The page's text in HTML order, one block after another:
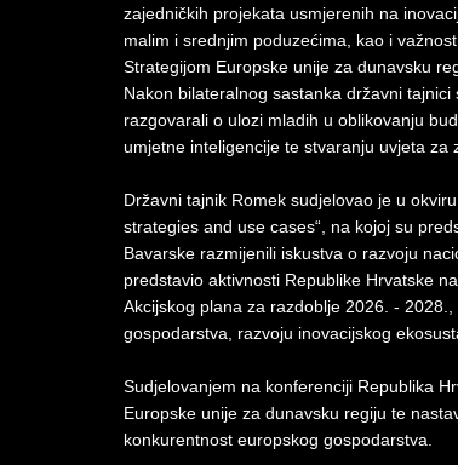
zajedničkih projekata usmjerenih na
malim i srednjim poduzećima, kao i
Strategijom Europske unije za dunavsku
Nakon bilateralnog sastanka državni
razgovarali o ulozi mladih u oblikovanju
umjetne inteligencije te stvaranju uvjeta za
Državni tajnik Romek sudjelovao je u
strategies and use cases“, na kojoj su
Bavarske razmijenili iskustva o razvoju
predstavio aktivnosti Republike Hrvatske
Akcijskog plana za razdoblje 2026. -
gospodarstva, razvoju inovacijskog
Sudjelovanjem na konferenciji Republika
Europske unije za dunavsku regiju te
konkurentnost europskog gospodarstva.